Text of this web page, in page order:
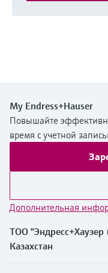
My Endress+Hauser
Повышайте
время с учетной
Дополнительная
ТОО "Эндресс+Хаузер
Казахстан